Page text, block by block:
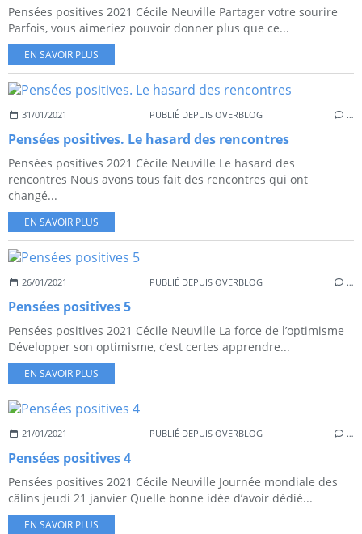
Pensées positives 2021 Cécile Neuville Partager votre sourire
Parfois, vous aimeriez pouvoir donner plus que ce...
EN SAVOIR PLUS
31/01/2021 PUBLIÉ DEPUIS OVERBLOG …
Pensées positives. Le hasard des rencontres
Pensées positives 2021 Cécile Neuville Le hasard des
rencontres Nous avons tous fait des rencontres qui ont
changé...
EN SAVOIR PLUS
26/01/2021 PUBLIÉ DEPUIS OVERBLOG …
Pensées positives 5
Pensées positives 2021 Cécile Neuville La force de l’optimisme
Développer son optimisme, c’est certes apprendre...
EN SAVOIR PLUS
21/01/2021 PUBLIÉ DEPUIS OVERBLOG …
Pensées positives 4
Pensées positives 2021 Cécile Neuville Journée mondiale des
câlins jeudi 21 janvier Quelle bonne idée d’avoir dédié...
EN SAVOIR PLUS